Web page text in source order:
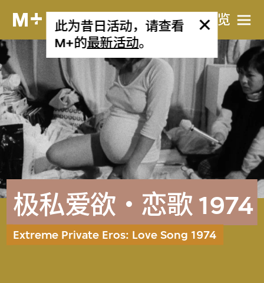
网站导览
此为昔日活动，请查看
M+的最新活动。
极私爱欲‧恋歌 1974
Extreme Private Eros: Love Song 1974